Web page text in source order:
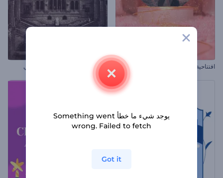
افتتاحية بطاقة عيد الحب عرض الشرائح الإخباري الكلاسيكي
يوجد شيء ما خطأ Something went
wrong. Failed to fetch
Got it